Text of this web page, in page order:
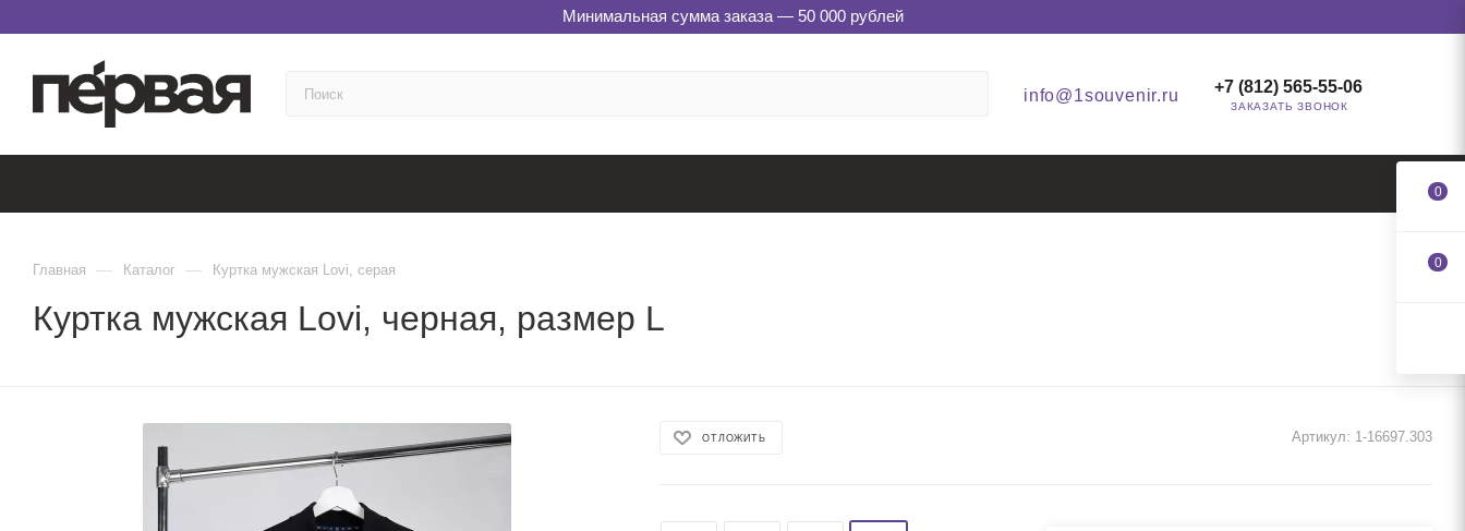
Минимальная сумма заказа — 50 000 рублей
info@1souvenir.ru +7 (812) 565-55-06
ЗАКАЗАТЬ ЗВОНОК
Главная — Каталог — Куртка мужская Lovi, серая
Куртка мужская Lovi, черная, размер L
ОТЛОЖИТЬ Артикул: 1-16697.303
0
0